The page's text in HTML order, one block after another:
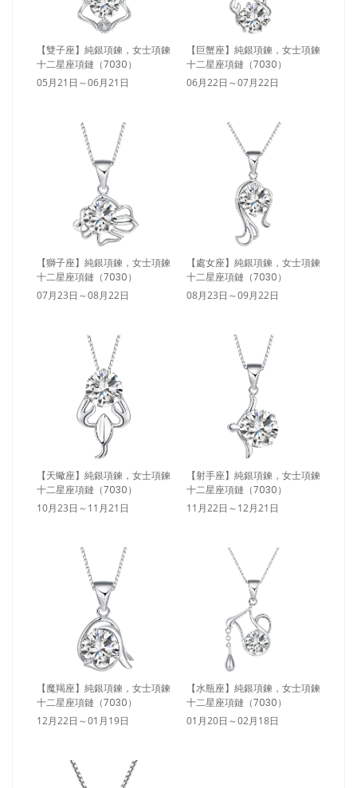
【雙子座】純銀項鍊，女士項鍊
十二星座項鏈（7030）
05月21日～06月21日
【巨蟹座】純銀項鍊，女士項鍊
十二星座項鏈（7030）
06月22日～07月22日
【獅子座】純銀項鍊，女士項鍊
十二星座項鏈（7030）
07月23日～08月22日
【處女座】純銀項鍊，女士項鍊
十二星座項鏈（7030）
08月23日～09月22日
【天蠍座】純銀項鍊，女士項鍊
十二星座項鏈（7030）
10月23日～11月21日
【射手座】純銀項鍊，女士項鍊
十二星座項鏈（7030）
11月22日～12月21日
【魔羯座】純銀項鍊，女士項鍊
十二星座項鏈（7030）
12月22日～01月19日
【水瓶座】純銀項鍊，女士項鍊
十二星座項鏈（7030）
01月20日～02月18日